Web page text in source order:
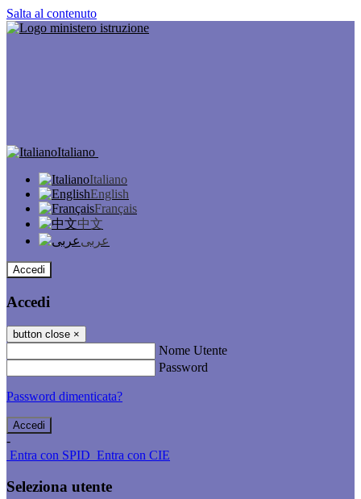
Salta al contenuto
Italiano
Italiano
English
Français
中文
عربى
Accedi
Accedi
button close ×
Nome Utente
Password
Password dimenticata?
-
Entra con SPID Entra con CIE
Seleziona utente